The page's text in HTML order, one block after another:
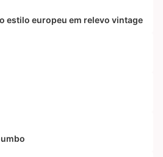
estilo europeu em relevo vintage